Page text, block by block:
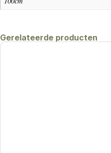
Gerelateerde producten